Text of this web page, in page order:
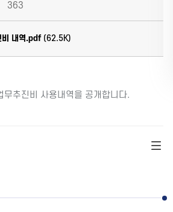
363
비 내역.pdf (62.5K)
추진비 사용내역을 공개합니다.
기